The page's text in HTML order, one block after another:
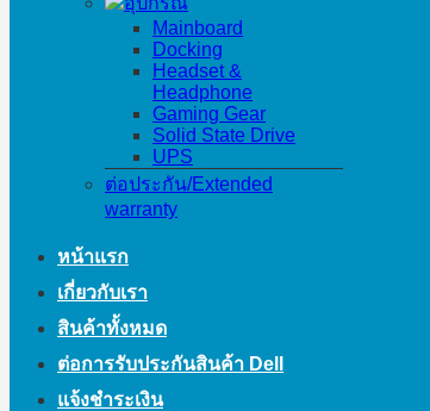
Mainboard
Docking
Headset &
Headphone
Gaming Gear
Solid State Drive
UPS
ต่อประกัน/Extended
warranty
หน้าแรก
เกี่ยวกับเรา
สินค้าทั้งหมด
ต่อการรับประกันสินค้า Dell
แจ้งชำระเงิน